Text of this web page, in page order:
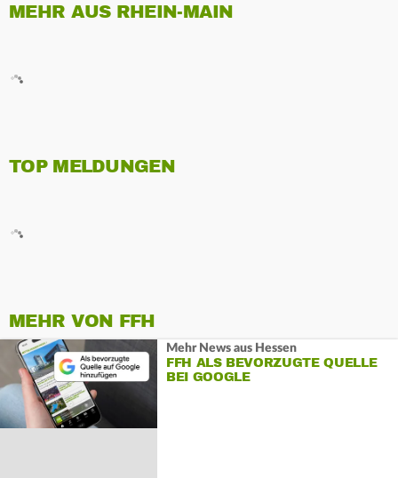
MEHR AUS RHEIN-MAIN
TOP MELDUNGEN
MEHR VON FFH
Mehr News aus Hessen
FFH ALS BEVORZUGTE QUELLE
BEI GOOGLE